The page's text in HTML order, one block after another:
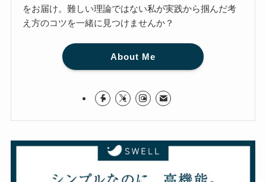
をお届け。難しい理論ではない私が実践から掴んだ考
え方のコツを一緒に見つけませんか？
About Me